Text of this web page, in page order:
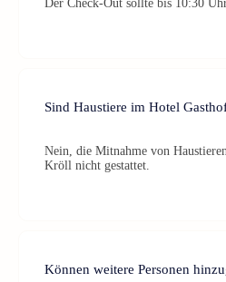
Der Check-Out sollte bis 10:30
Sind Haustiere im Hotel
Nein, die Mitnahme von
Kröll nicht gestattet.
Können weitere Personen